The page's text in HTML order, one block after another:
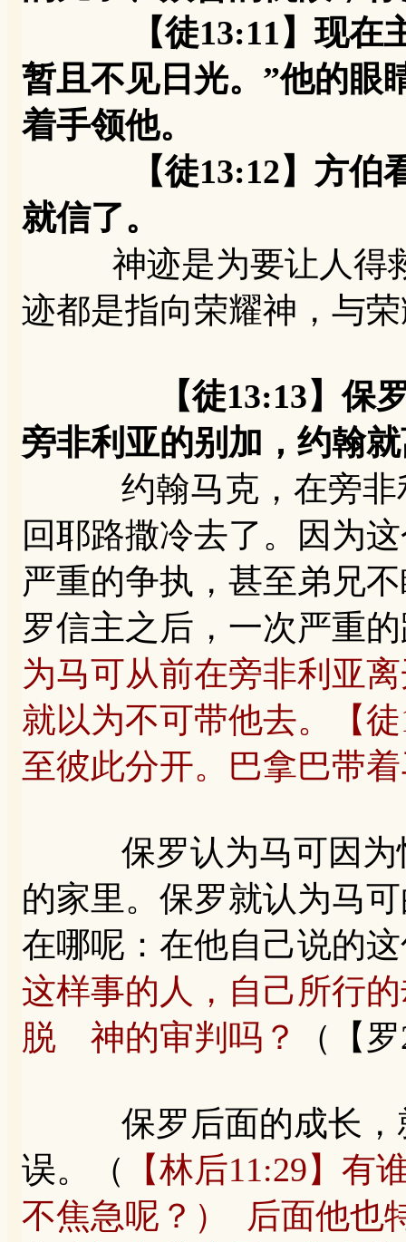
【徒13:11】现在主
暂且不见日光。”他的眼
着手领他。
【徒13:12】方伯看
就信了。
神迹是为要让人得救
迹都是指向荣耀神，与
【徒13:13】保
旁非利亚的别加，约翰
约翰马克，在旁非利
回耶路撒冷去了。因为
严重的争执，甚至弟兄
罗信主之后，一次严重
为马可从前在旁非利亚
就以为不可带他去。【
至彼此分开。巴拿巴带
保罗认为马可因为怕
的家里。保罗就认为马
在哪呢：在他自己说的
这样事的人，自己所行
脱 神的审判吗？
（【
保罗后面的成长，就
误。（
【林后11:29】
不焦急呢？） 后面他也